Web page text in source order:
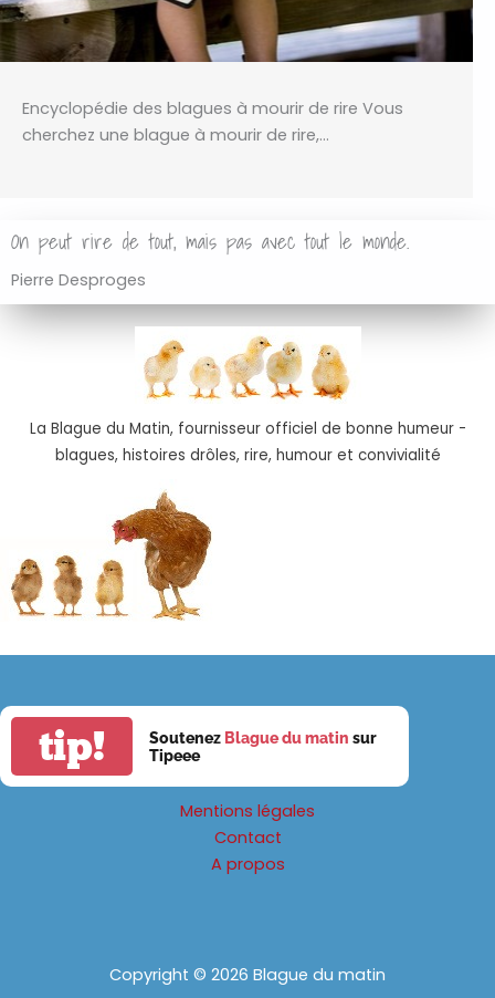
Encyclopédie des blagues à mourir de rire Vous
cherchez une blague à mourir de rire,…
On peut rire de tout, mais pas avec tout le monde.
Pierre Desproges
La Blague du Matin, fournisseur officiel de bonne humeur -
blagues, histoires drôles, rire, humour et convivialité
tip! Soutenez Blague du matin sur
Tipeee
Mentions légales
Contact
A propos
Copyright © 2026 Blague du matin